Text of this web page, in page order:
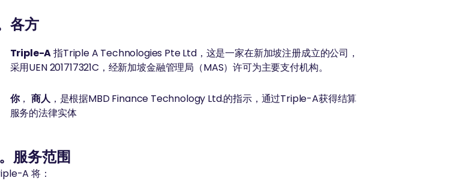
各方
Triple-A指Triple A Technologies Pte Ltd，这是一家在新加坡注册成立的公司，
采用UEN 201717321C，经新加坡金融管理局（MAS）许可为主要支付机构。
你，商人，是根据MBD Finance Technology Ltd.的指示，通过Triple-A获得结算
服务的法律实体
服务范围
A 将：